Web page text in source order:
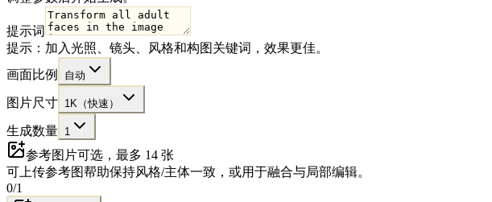
提示词
提示：加入光照、镜头、风格和构图关键词，效果更佳。
画面比例
自动
图片尺寸 1K（快速）
生成数量 1
参考图片可选，最多 14 张
可上传参考图帮助保持风格/主体一致，或用于融合与局部编辑。
0/1